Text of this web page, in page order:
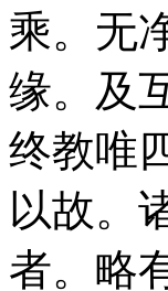
乘。无
缘。及
终教唯
以故。
者。略